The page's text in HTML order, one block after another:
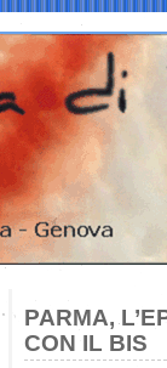
PARMA,
CON IL BIS